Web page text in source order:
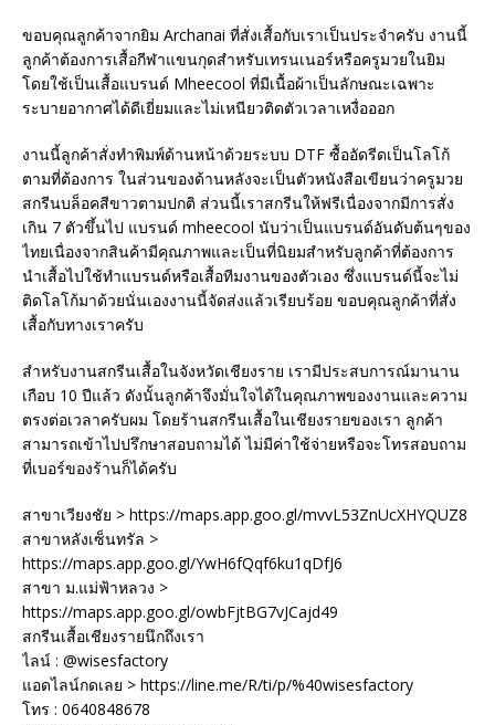
ขอบคุณลูกค้าจากยิม Archanai ที่สั่งเสื้อกับเราเป็นประจำครับ งานนี้
ลูกค้าต้องการเสื้อกีฬาแขนกุดสำหรับเทรนเนอร์หรือครูมวยในยิม
โดยใช้เป็นเสื้อแบรนด์ Mheecool ที่มีเนื้อผ้าเป็นลักษณะเฉพาะ
ระบายอากาศได้ดีเยี่ยมและไม่เหนียวติดตัวเวลาเหงื่อออก
งานนี้ลูกค้าสั่งทำพิมพ์ด้านหน้าด้วยระบบ DTF ซื้ออัดรีดเป็นโลโก้
ตามที่ต้องการ ในส่วนของด้านหลังจะเป็นตัวหนังสือเขียนว่าครูมวย
สกรีนบล็อคสีขาวตามปกติ ส่วนนี้เราสกรีนให้ฟรีเนื่องจากมีการสั่ง
เกิน 7 ตัวขึ้นไป แบรนด์ mheecool นับว่าเป็นแบรนด์อันดับต้นๆของ
ไทยเนื่องจากสินค้ามีคุณภาพและเป็นที่นิยมสำหรับลูกค้าที่ต้องการ
นำเสื้อไปใช้ทำแบรนด์หรือเสื้อทีมงานของตัวเอง ซึ่งแบรนด์นี้จะไม่
ติดโลโก้มาด้วยนั่นเองงานนี้จัดส่งแล้วเรียบร้อย ขอบคุณลูกค้าที่สั่ง
เสื้อกับทางเราครับ
สำหรับงานสกรีนเสื้อในจังหวัดเชียงราย เรามีประสบการณ์มานาน
เกือบ 10 ปีแล้ว ดังนั้นลูกค้าจึงมั่นใจได้ในคุณภาพของงานและความ
ตรงต่อเวลาครับผม โดยร้านสกรีนเสื้อในเชียงรายของเรา ลูกค้า
สามารถเข้าไปปรึกษาสอบถามได้ ไม่มีค่าใช้จ่ายหรือจะโทรสอบถาม
ที่เบอร์ของร้านก็ได้ครับ
สาขาเวียงชัย > https://maps.app.goo.gl/mvvL53ZnUcXHYQUZ8
สาขาหลังเซ็นทรัล >
https://maps.app.goo.gl/YwH6fQqf6ku1qDfJ6
สาขา ม.แม่ฟ้าหลวง >
https://maps.app.goo.gl/owbFjtBG7vJCajd49
สกรีนเสื้อเชียงรายนึกถึงเรา
ไลน์ : @wisesfactory
แอดไลน์กดเลย > https://line.me/R/ti/p/%40wisesfactory
โทร : 0640848678